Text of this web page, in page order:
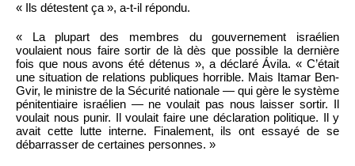
« Ils détestent ça », a-t-il répondu.
« La plupart des membres du gouvernement israélien
voulaient nous faire sortir de là dès que possible la dernière
fois que nous avons été détenus », a déclaré Ávila. « C’était
une situation de relations publiques horrible. Mais Itamar Ben-
Gvir, le ministre de la Sécurité nationale — qui gère le système
pénitentiaire israélien — ne voulait pas nous laisser sortir. Il
voulait nous punir. Il voulait faire une déclaration politique. Il y
avait cette lutte interne. Finalement, ils ont essayé de se
débarrasser de certaines personnes. »